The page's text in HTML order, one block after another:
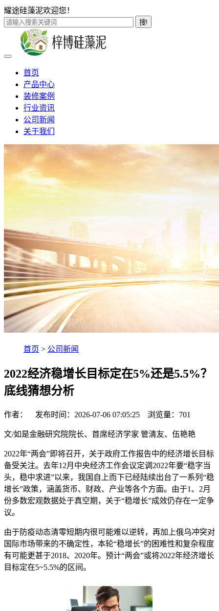
耀途硅藻泥欢迎您！
搜!
首页
产品中心
装修案例
行业资讯
公司新闻
关于我们
首页 > 公司新闻
2022经济稳增长目标定在5%还是5.5%？
底线猜想分析
作者： 发布时间：2026-07-06 07:05:25 浏览量： 701
文/如是金融研究院院长、首席经济学家 管清友、伍艳艳
2022年“两会”即将召开，关于政府工作报告中的经济增长目标
备受关注。去年12月中央经济工作会议定调2022年要“稳字当
头，稳中求进”以来，我国自上而下已经陆续出台了一系列“稳
增长”政策，涵盖货币、财政、产业等各个方面。由于1、2月
份多数宏观数据处于真空期，关于“稳增长”成效仍存在一定争
议。
由于防疫动态清零短期内很可能难以逆转，再加上俄乌冲突对
国际市场带来的不确定性，本轮“稳增长”的困难性和复杂程度
有可能更甚于2018、2020年。预计“两会”或将2022年经济增长
目标定在5~5.5%的区间。